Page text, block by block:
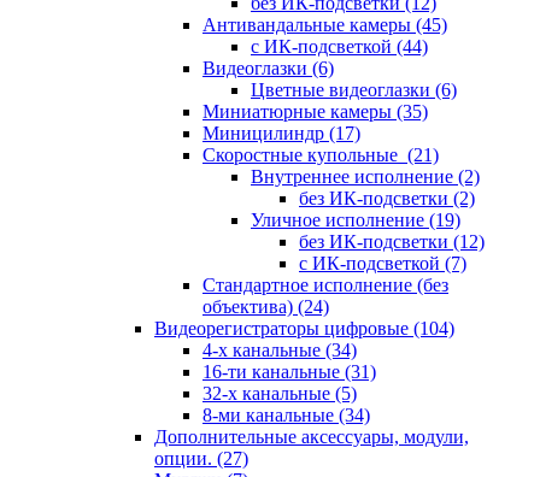
Антивандальные камеры (45)
с ИК-подсветкой (44)
Видеоглазки (6)
Цветные видеоглазки (6)
Миниатюрные камеры (35)
Миницилиндр (17)
Скоростные купольные (21)
Внутреннее исполнение (2)
без ИК-подсветки (2)
Уличное исполнение (19)
без ИК-подсветки (12)
с ИК-подсветкой (7)
Стандартное исполнение (без
объектива) (24)
Видеорегистраторы цифровые (104)
4-х канальные (34)
16-ти канальные (31)
32-х канальные (5)
8-ми канальные (34)
Дополнительные аксессуары, модули,
опции. (27)